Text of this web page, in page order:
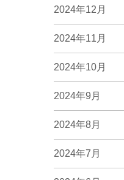
2024年12月
2024年11月
2024年10月
2024年9月
2024年8月
2024年7月